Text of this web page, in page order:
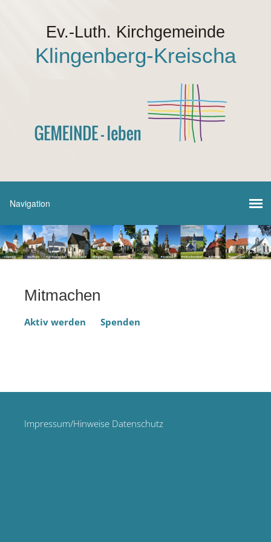
Ev.-Luth. Kirchgemeinde
Klingenberg-Kreischa
Mitmachen
Aktiv werden Spenden
Impressum/Hinweise Datenschutz